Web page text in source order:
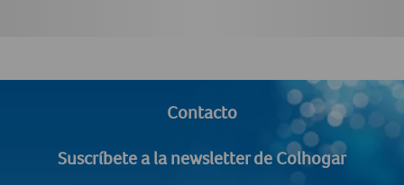
Contacto
Suscríbete a la newsletter de Colhogar